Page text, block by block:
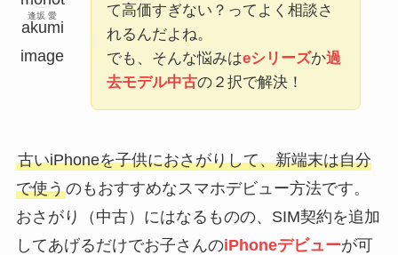
逢坂 愛
て高価すぎない？ってよく相談さ
れるんだよね。
でも、そんな悩みはeシリーズか過
去モデル中古の２択で解決！
古いiPhoneを子供におさがりして、新端末は自分
で使うのもおすすめなスマホデビュー方法です。
おさがり（中古）にはなるものの、SIM契約を追加
してあげるだけでお子さんのiPhoneデビューが可